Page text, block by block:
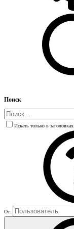
Поиск
Искать только в заголовках
От: